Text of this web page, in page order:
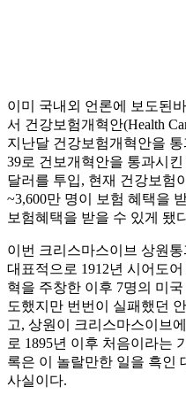
이미 국내외 언론에 보도된
서 건강보험개혁안(Health
지난달 건강보험개혁안을
39로 건보개혁안을 통과시
달러를 투입, 현재 건강보험
~3,600만 명이 보험 혜택을
보험혜택을 받을 수 있게 됐
이번 크리스마스이브 상원
대표적으로 1912년 시어도
혁을 주창한 이후 7명의 미
도했지만 번번이 실패했던
고, 상원이 크리스마스이브
로 1895년 이후 처음이라는
록은 이 놀랄만한 일을 흑인
사실이다.